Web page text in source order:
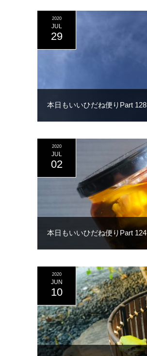
本日もいいひだね便りPart 128
2020
JUL
29
本日もいいひだね便りPart 124
2020
JUL
02
2020
JUN
10